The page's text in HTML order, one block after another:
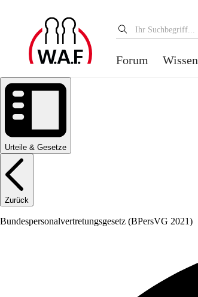
Forum Wissen
Urteile & Gesetze
Zurück
Bundespersonalvertretungsgesetz (BPersVG 2021)